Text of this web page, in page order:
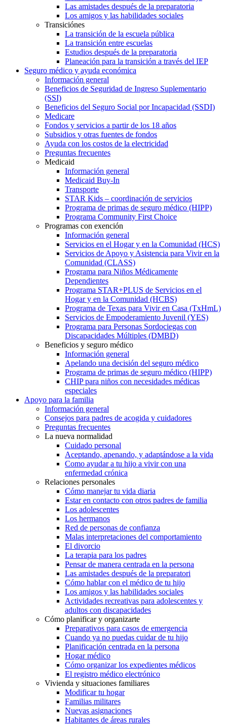
Las amistades después de la preparatoria
Los amigos y las habilidades sociales
Transiciónes
La transición de la escuela pública
La transición entre escuelas
Estudios después de la preparatoria
Planeación para la transición a través del IEP
Seguro médico y ayuda económica
Información general
Beneficios de Seguridad de Ingreso Suplementario
(SSI)
Beneficios del Seguro Social por Incapacidad (SSDI)
Medicare
Fondos y servicios a partir de los 18 años
Subsidios y otras fuentes de fondos
Ayuda con los costos de la electricidad
Preguntas frecuentes
Medicaid
Información general
Medicaid Buy-In
Transporte
STAR Kids – coordinación de servicios
Programa de primas de seguro médico (HIPP)
Programa Community First Choice
Programas con exención
Información general
Servicios en el Hogar y en la Comunidad (HCS)
Servicios de Apoyo y Asistencia para Vivir en la
Comunidad (CLASS)
Programa para Niños Médicamente
Dependientes
Programa STAR+PLUS de Servicios en el
Hogar y en la Comunidad (HCBS)
Programa de Texas para Vivir en Casa (TxHmL)
Servicios de Empoderamiento Juvenil (YES)
Programa para Personas Sordociegas con
Discapacidades Múltiples (DMBD)
Beneficios y seguro médico
Información general
Apelando una decisión del seguro médico
Programa de primas de seguro médico (HIPP)
CHIP para niños con necesidades médicas
especiales
Apoyo para la familia
Información general
Consejos para padres de acogida y cuidadores
Preguntas frecuentes
La nueva normalidad
Cuidado personal
Aceptando, apenando, y adaptándose a la vida
Como ayudar a tu hijo a vivir con una
enfermedad crónica
Relaciones personales
Cómo manejar tu vida diaria
Estar en contacto con otros padres de familia
Los adolescentes
Los hermanos
Red de personas de confianza
Malas interpretaciones del comportamiento
El divorcio
La terapia para los padres
Pensar de manera centrada en la persona
Las amistades después de la preparatori
Cómo hablar con el médico de tu hijo
Los amigos y las habilidades sociales
Actividades recreativas para adolescentes y
adultos con discapacidades
Cómo planificar y organizarte
Preparativos para casos de emergencia
Cuando ya no puedas cuidar de tu hijo
Planificación centrada en la persona
Hogar médico
Cómo organizar los expedientes médicos
El registro médico electrónico
Vivienda y situaciones familiares
Modificar tu hogar
Familias militares
Nuevas asignaciones
Habitantes de áreas rurales